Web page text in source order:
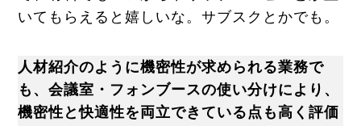
いてもらえると嬉しいな。サブスクとかでも。
人材紹介のように機密性が求められる業務で
も、会議室・フォンブースの使い分けにより、
機密性と快適性を両立できている点も高く評価